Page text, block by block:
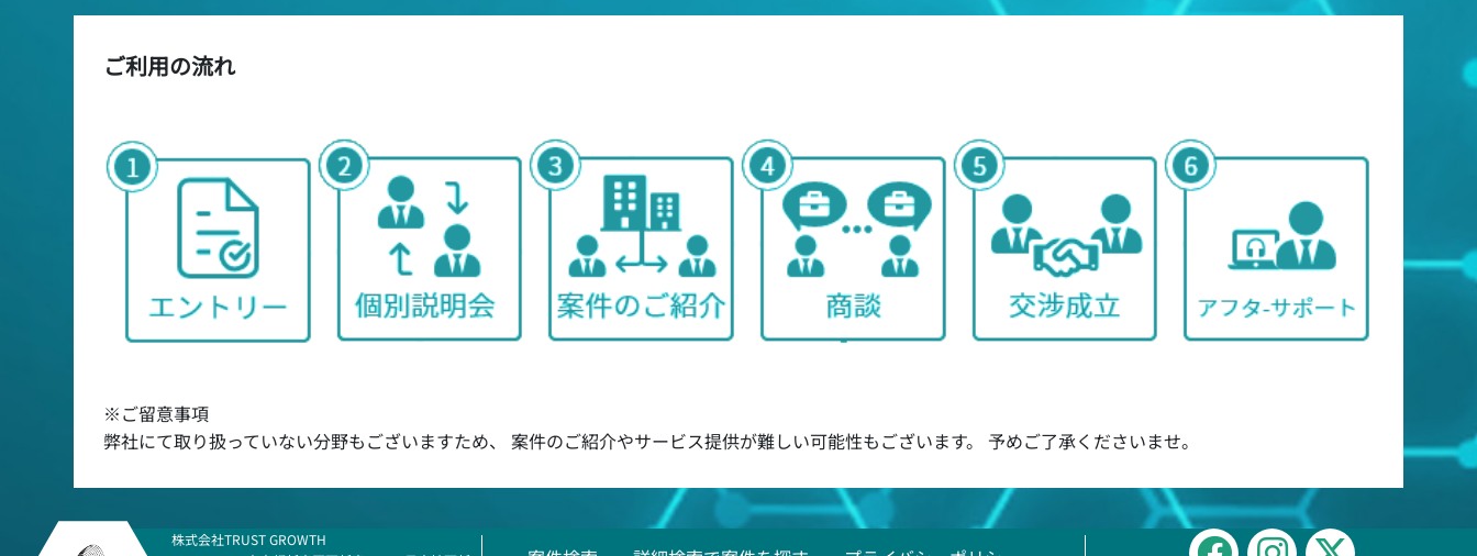
ご利用の流れ
※ご留意事項
弊社にて取り扱っていない分野もございますため、 案件のご紹介やサービス提供が難しい可能性もございます。 予めご了承くださいませ。
株式会社TRUST GROWTH